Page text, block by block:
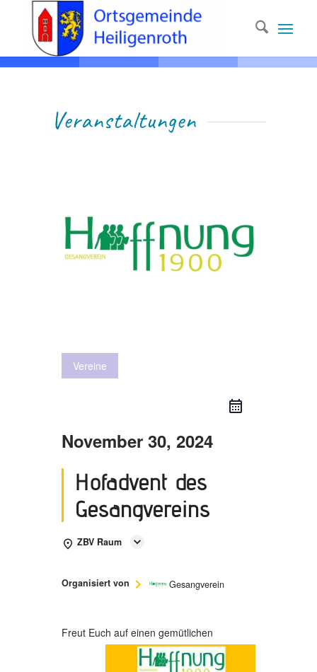
Ver­anstaltungen
Vereine
November 30, 2024
Hofadvent des
Gesangvereins
ZBV Raum
Organisiert von Gesangverein
Freut Euch auf einen gemütlichen